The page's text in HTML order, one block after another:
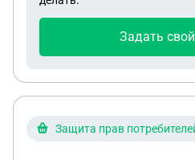
и отправила их к своей
квартиру для своих
жилья,сдаст в дом
ситуации?
Задать
Защита прав